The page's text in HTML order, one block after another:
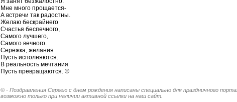
Мне много прощается-
А встречи так радостны.
Желаю бескрайнего
Счастья беспечного,
Самого лучшего,
Самого вечного.
Сережка, желания
Пусть исполняются.
В реальность мечтания
Пусть превращаются. ©
© - Поздравления Сергею с днем рождения написаны специально для праздничного
возможно только при наличии активной ссылки на наш сайт.